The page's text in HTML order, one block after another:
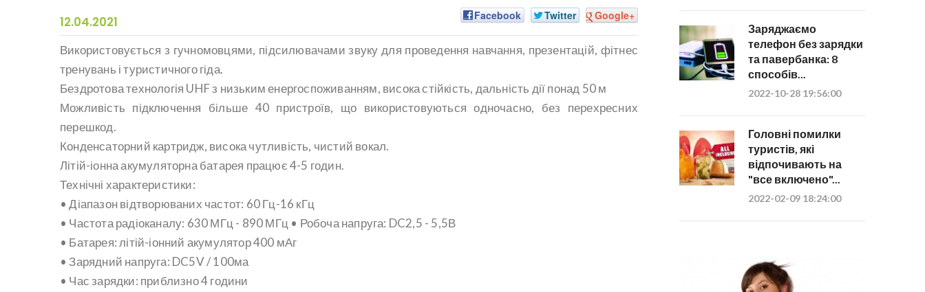
12.04.2021 Facebook Twitter Google+
Використовується з гучномовцями, підсилювачами звуку для проведення навчання, презентацій, фітнес
тренувань і туристичного гіда.
Бездротова технологія UHF з низьким енергоспоживанням, висока стійкість, дальність дії понад 50 м
Можливість підключення більше 40 пристроїв, що використовуються одночасно, без перехресних
перешкод.
Конденсаторний картридж, висока чутливість, чистий вокал.
Літій-іонна акумуляторна батарея працює 4-5 годин.
Технічні характеристики:
• Діапазон відтворюваних частот: 60 Гц-16 кГц
• Частота радіоканалу: 630 МГц - 890 МГц • Робоча напруга: DC2,5 - 5,5В
• Батарея: літій-іонний акумулятор 400 мАг
• Зарядний напруга: DC5V / 100ма
• Час зарядки: приблизно 4 години
Заряджаємо
телефон без зарядки
та павербанка: 8
способів...
2022-10-28 19:56:00
Головні помилки
туристів, які
відпочивають на
"все включено"...
2022-02-09 18:24:00